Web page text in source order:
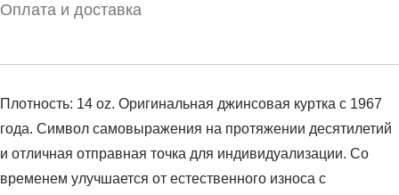
Оплата и доставка
Плотность: 14 oz. Оригинальная джинсовая куртка с 1967
года. Символ самовыражения на протяжении десятилетий
и отличная отправная точка для индивидуализации. Со
временем улучшается от естественного износа с